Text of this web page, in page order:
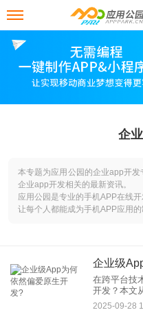
企
本专题为应用公园的企业app开
企业app开发相关的最新资讯。
应用公园是专业的手机APP在线
让每个人都能成为手机APP应用的
企业级
在跨平台技
开发？本文
四大维度深
的不可替代
2025-09-28